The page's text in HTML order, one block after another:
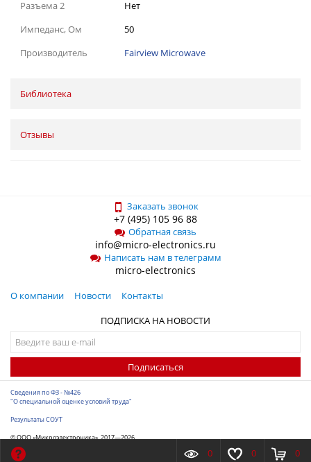
Разъема 2
Нет
Импеданс, Ом
50
Производитель
Fairview Microwave
Библиотека
Отзывы
Заказать звонок
+7 (495) 105 96 88
Обратная связь
info@micro-electronics.ru
Написать нам в телеграмм
micro-electronics
О компании Новости
Контакты
ПОДПИСКА НА НОВОСТИ
Подписаться
Сведения по ФЗ - №426
"О специальной оценке условий труда"
Результаты СОУТ
© ООО «Микроэлектроника», 2017—2026
Разработка сайта
0 0 0